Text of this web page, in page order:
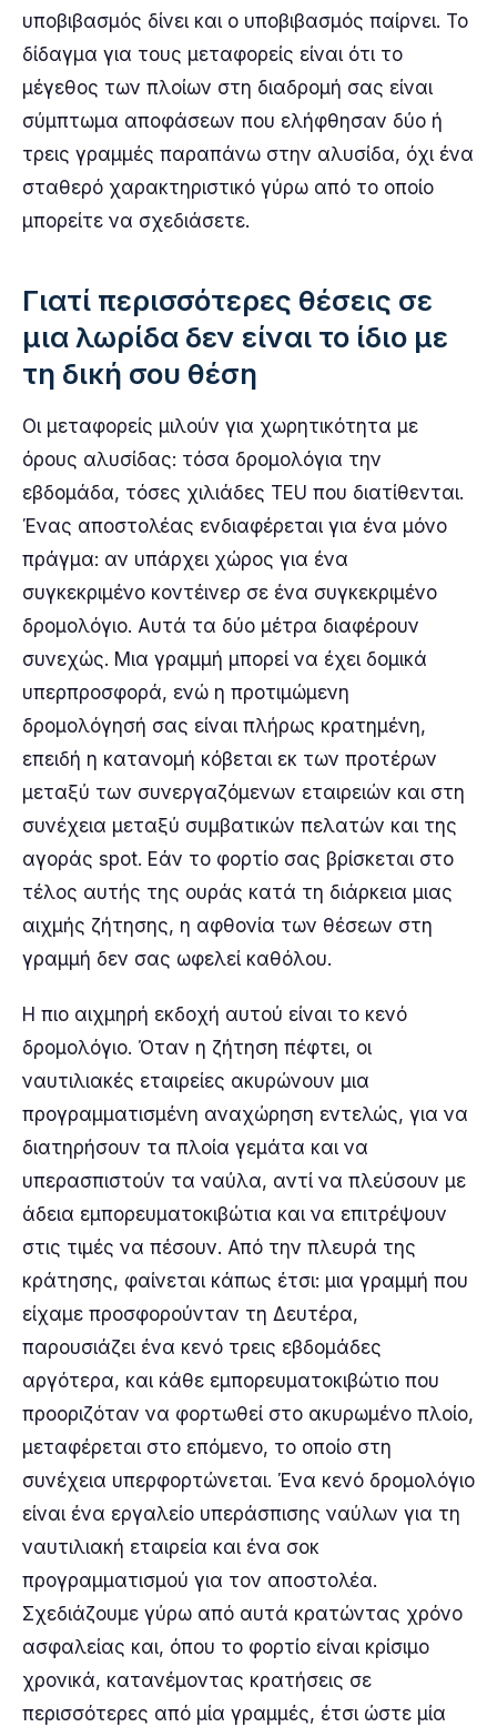
υποβιβασμός δίνει και ο υποβιβασμός παίρνει. Το
δίδαγμα για τους μεταφορείς είναι ότι το
μέγεθος των πλοίων στη διαδρομή σας είναι
σύμπτωμα αποφάσεων που ελήφθησαν δύο ή
τρεις γραμμές παραπάνω στην αλυσίδα, όχι ένα
σταθερό χαρακτηριστικό γύρω από το οποίο
μπορείτε να σχεδιάσετε.
Γιατί περισσότερες θέσεις σε
μια λωρίδα δεν είναι το ίδιο με
τη δική σου θέση
Οι μεταφορείς μιλούν για χωρητικότητα με
όρους αλυσίδας: τόσα δρομολόγια την
εβδομάδα, τόσες χιλιάδες TEU που διατίθενται.
Ένας αποστολέας ενδιαφέρεται για ένα μόνο
πράγμα: αν υπάρχει χώρος για ένα
συγκεκριμένο κοντέινερ σε ένα συγκεκριμένο
δρομολόγιο. Αυτά τα δύο μέτρα διαφέρουν
συνεχώς. Μια γραμμή μπορεί να έχει δομικά
υπερπροσφορά, ενώ η προτιμώμενη
δρομολόγησή σας είναι πλήρως κρατημένη,
επειδή η κατανομή κόβεται εκ των προτέρων
μεταξύ των συνεργαζόμενων εταιρειών και στη
συνέχεια μεταξύ συμβατικών πελατών και της
αγοράς spot. Εάν το φορτίο σας βρίσκεται στο
τέλος αυτής της ουράς κατά τη διάρκεια μιας
αιχμής ζήτησης, η αφθονία των θέσεων στη
γραμμή δεν σας ωφελεί καθόλου.
Η πιο αιχμηρή εκδοχή αυτού είναι το κενό
δρομολόγιο. Όταν η ζήτηση πέφτει, οι
ναυτιλιακές εταιρείες ακυρώνουν μια
προγραμματισμένη αναχώρηση εντελώς, για να
διατηρήσουν τα πλοία γεμάτα και να
υπερασπιστούν τα ναύλα, αντί να πλεύσουν με
άδεια εμπορευματοκιβώτια και να επιτρέψουν
στις τιμές να πέσουν. Από την πλευρά της
κράτησης, φαίνεται κάπως έτσι: μια γραμμή που
είχαμε προσφορούνταν τη Δευτέρα,
παρουσιάζει ένα κενό τρεις εβδομάδες
αργότερα, και κάθε εμπορευματοκιβώτιο που
προοριζόταν να φορτωθεί στο ακυρωμένο πλοίο,
μεταφέρεται στο επόμενο, το οποίο στη
συνέχεια υπερφορτώνεται. Ένα κενό δρομολόγιο
είναι ένα εργαλείο υπεράσπισης ναύλων για τη
ναυτιλιακή εταιρεία και ένα σοκ
προγραμματισμού για τον αποστολέα.
Σχεδιάζουμε γύρω από αυτά κρατώντας χρόνο
ασφαλείας και, όπου το φορτίο είναι κρίσιμο
χρονικά, κατανέμοντας κρατήσεις σε
περισσότερες από μία γραμμές, έτσι ώστε μία